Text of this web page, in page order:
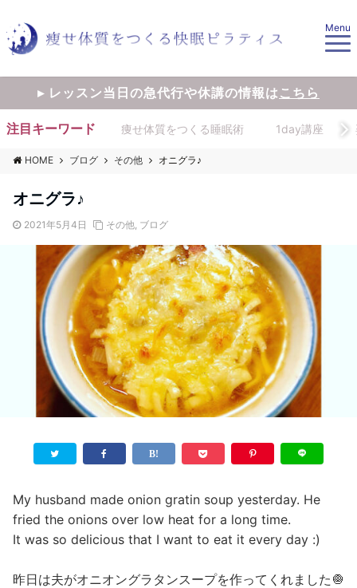
Menu
▸ レッスン当日の急代行や休講の情報はこちら
注目キーワード 痩せ体質をつくる睡眠術 1day講座
HOME ブログ その他 オニグラ♪
オニグラ♪
2021年5月4日 その他, ブログ
My husband made onion gratin soup yesterday. He
fried the onions over low heat for a long time.
It was so delicious that I want to eat it every day :)
昨日は夫がオニオングラタンスープを作ってくれました🧅